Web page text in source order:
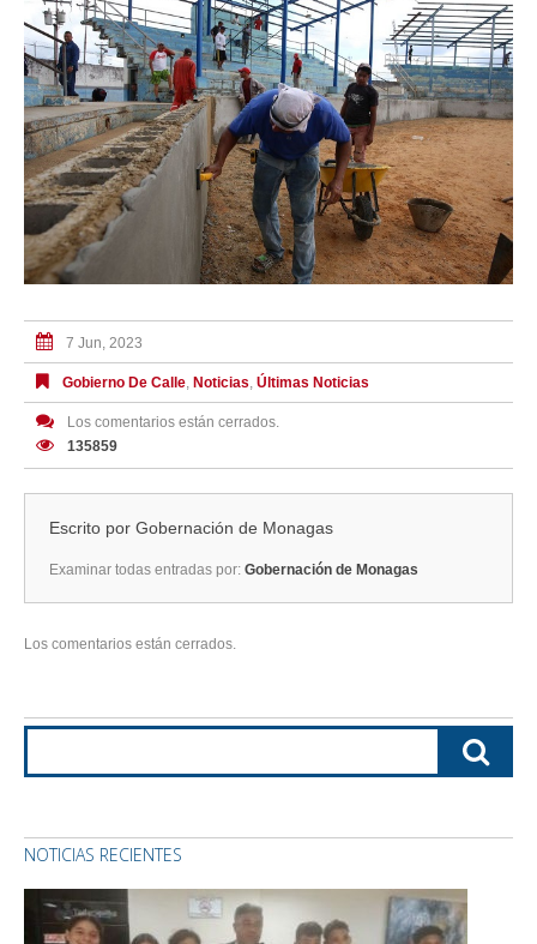
7 Jun, 2023
Gobierno De Calle, Noticias, Últimas Noticias
Los comentarios están cerrados.
135859
Escrito por Gobernación de Monagas
Examinar todas entradas por: Gobernación de Monagas
Los comentarios están cerrados.
NOTICIAS RECIENTES